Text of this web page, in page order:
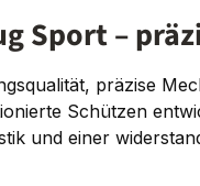
Sport –
präzise
Schützen
und einer